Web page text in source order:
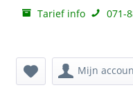
Tarief info 071-
Mijn